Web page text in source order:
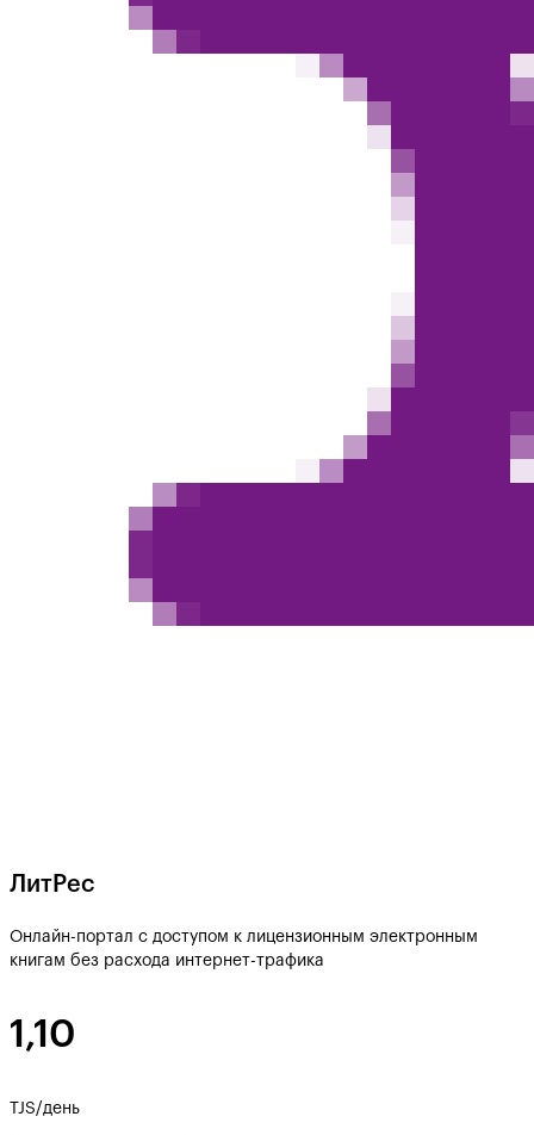
ЛитРес
Онлайн-портал с доступом к лицензионным электронным
книгам без расхода интернет-трафика
1,10
TJS/день